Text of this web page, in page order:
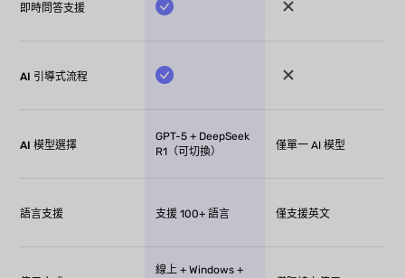
即時問答支援
AI 引導式流程
AI 模型選擇
GPT-5 + DeepSeek
R1（可切換）
僅單一 AI 模型
語言支援 支援 100+ 語言 僅支援英文
線上 + Windows +